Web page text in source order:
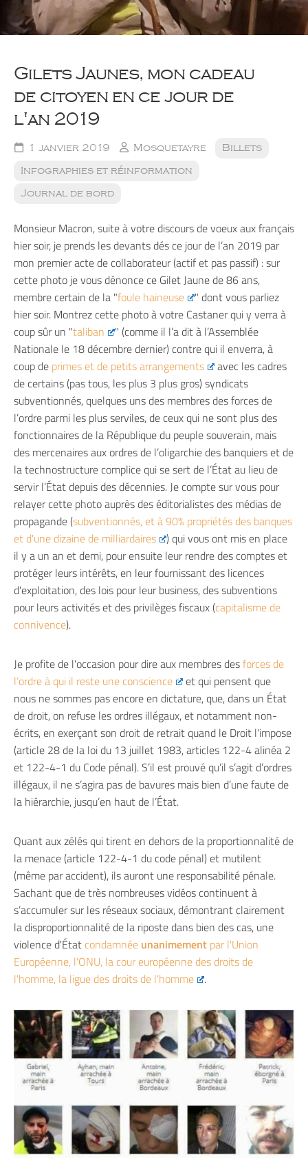
Gilets Jaunes, mon cadeau
de citoyen en ce jour de
l'an 2019
1 janvier 2019 Mosquetayre
Billets
Infographies et réinformation
Journal de bord
Monsieur Macron, suite à votre discours de voeux aux français
hier soir, je prends les devants dés ce jour de l’an 2019 par
mon premier acte de collaborateur (actif et pas passif) : sur
cette photo je vous dénonce ce Gilet Jaune de 86 ans,
membre certain de la "foule haineuse
" dont vous parliez
hier soir. Montrez cette photo à votre Castaner qui y verra à
coup sûr un "taliban
" (comme il l’a dit à l’Assemblée
Nationale le 18 décembre dernier) contre qui il enverra, à
coup de primes et de petits arrangements
avec les cadres
de certains (pas tous, les plus 3 plus gros) syndicats
subventionnés, quelques uns des membres des forces de
l’ordre parmi les plus serviles, de ceux qui ne sont plus des
fonctionnaires de la République du peuple souverain, mais
des mercenaires aux ordres de l’oligarchie des banquiers et de
la technostructure complice qui se sert de l’État au lieu de
servir l’État depuis des décennies. Je compte sur vous pour
relayer cette photo auprès des éditorialistes des médias de
propagande (subventionnés, et à 90% propriétés des banques
et d'une dizaine de milliardaires
) qui vous ont mis en place
il y a un an et demi, pour ensuite leur rendre des comptes et
protéger leurs intérêts, en leur fournissant des licences
d'exploitation, des lois pour leur business, des subventions
pour leurs activités et des privilèges fiscaux (capitalisme de
connivence).
Je profite de l'occasion pour dire aux membres desforces de
l’ordre à qui il reste une conscience
et qui pensent que
nous ne sommes pas encore en dictature, que, dans un État
de droit, on refuse les ordres illégaux, et notamment non-
écrits, en exerçant son droit de retrait quand le Droit l'impose
(article 28 de la loi du 13 juillet 1983, articles 122-4 alinéa 2
et 122-4-1 du Code pénal). S’il est prouvé qu’il s’agit d’ordres
illégaux, il ne s’agira pas de bavures mais bien d’une faute de
la hiérarchie, jusqu’en haut de l’État.
Quant aux zélés qui tirent en dehors de la proportionnalité de
la menace (article 122-4-1 du code pénal) et mutilent
(même par accident), ils auront une responsabilité pénale.
Sachant que de très nombreuses vidéos continuent à
s’accumuler sur les réseaux sociaux, démontrant clairement
la disproportionnalité de la riposte dans bien des cas, une
violence d'État condamnée unanimement par l'Union
Européenne, l'ONU, la cour européenne des droits de
l'homme, la ligue des droits de l'homme
.